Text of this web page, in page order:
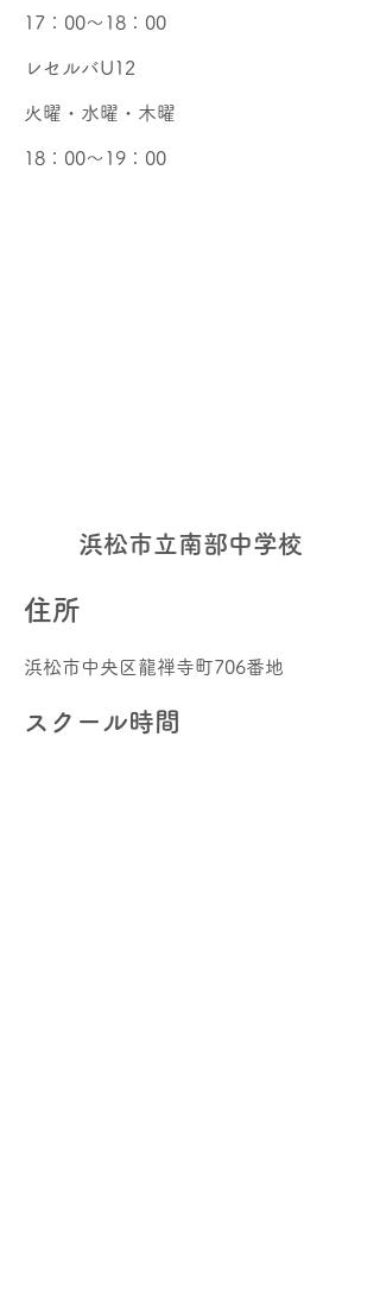
17：00～18：00
​レセルバU12
​火曜・水曜・木曜
18：00～19：00
浜松市立南部中学校
​住所
浜松市中央区龍禅寺町706番地
​スクール時間